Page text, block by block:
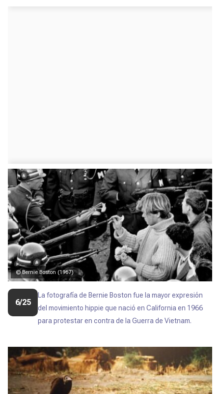
© Bernie Boston (1967)
6/25
La fotografía de Bernie Boston fue la mayor expresión
delmovimiento hippie que nació en California en 1966
para protestar en contra de la Guerra de Vietnam.